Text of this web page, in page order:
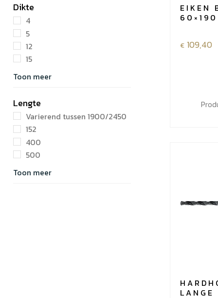
Dikte
4
5
12
15
Toon meer
Lengte
Varierend tussen 1900/2450
152
400
500
Toon meer
EIKEN
60×190
€ 109,40
LANGE